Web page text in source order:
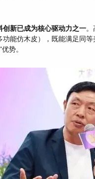
创新已成为核心驱动力之一。
能仿木皮），既能满足同
势。